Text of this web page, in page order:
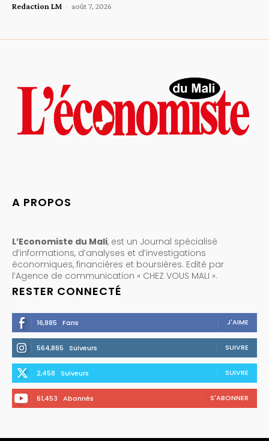
Redaction LM - août 7, 2026
A PROPOS
L’Economiste du Mali, est un Journal spécialisé
d’informations, d’analyses et d’investigations
économiques, financières et boursières. Edité par
l’Agence de communication « CHEZ VOUS MALI ».
RESTER CONNECTÉ
16,985 Fans J'AIME
564,865 Suiveurs SUIVRE
2,458 Suiveurs SUIVRE
61,453 Abonnés S'ABONNER